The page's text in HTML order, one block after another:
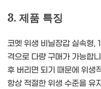
3. 제품 특징
코멧 위생 비닐장갑 실속형,
격으로 다량 구매가 가능합
후 버리면 되기 때문에 위생
항상 적절한 위생 수준을 유